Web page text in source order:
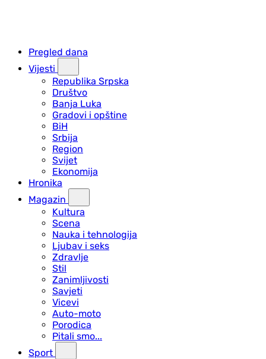
Pregled dana
Vijesti
Republika Srpska
Društvo
Banja Luka
Gradovi i opštine
BiH
Srbija
Region
Svijet
Ekonomija
Hronika
Magazin
Kultura
Scena
Nauka i tehnologija
Ljubav i seks
Zdravlje
Stil
Zanimljivosti
Savjeti
Vicevi
Auto-moto
Porodica
Pitali smo...
Sport